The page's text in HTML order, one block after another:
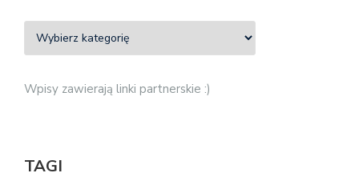
Wpisy zawierają linki partnerskie :)
TAGI